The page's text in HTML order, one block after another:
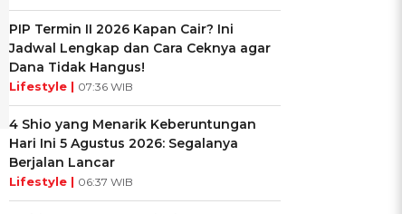
PIP Termin II 2026 Kapan Cair? Ini
Jadwal Lengkap dan Cara Ceknya agar
Dana Tidak Hangus!
Lifestyle | 07:36 WIB
4 Shio yang Menarik Keberuntungan
Hari Ini 5 Agustus 2026: Segalanya
Berjalan Lancar
Lifestyle | 06:37 WIB